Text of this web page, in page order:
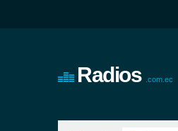
Radios .com.ec